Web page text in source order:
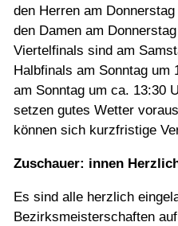
den Herren am
den Damen am
Viertelfinals sind am
Halbfinals am Sonntag um
am Sonntag um ca. 13:30
setzen gutes Wetter
können sich kurzfristige
Zuschauer: innen
Es sind alle herzlich
Bezirksmeisterschaften